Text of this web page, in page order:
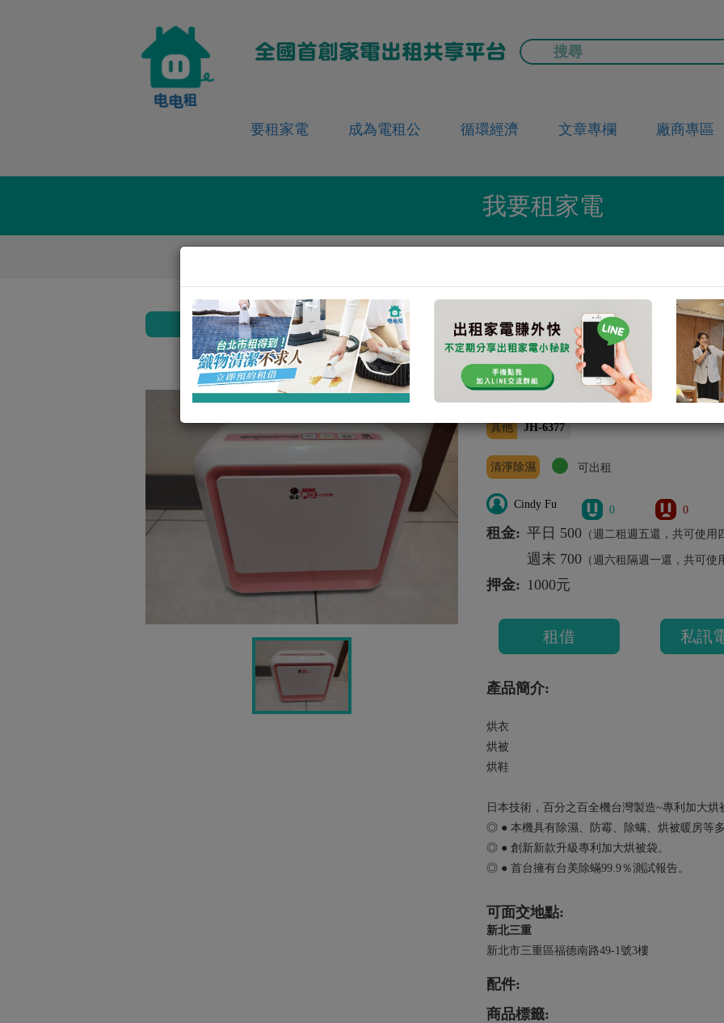
要租家電 成為電租公 循環經濟 文章專欄 廠商專區
我要租家電
返回
鉅豪微電腦四季烘被機
其他 JH-6377
清淨除濕 可出租
Cindy Fu 0 0
租金: 平日 500（週二租週五還，共可使用
週末 700（週六租隔週一還，共可使
押金: 1000元
租借 私訊
產品簡介:
烘衣
烘被
烘鞋
日本技術，百分之百全機台灣製造~專利加大烘
◎ ● 本機具有除濕、防霉、除螨、烘被暖房等多
◎ ● 創新新款升級專利加大烘被袋。
◎ ● 首台擁有台美除蟎99.9％測試報告。
可面交地點:
新北三重
新北市三重區福德南路49-1號3樓
配件:
商品標籤: